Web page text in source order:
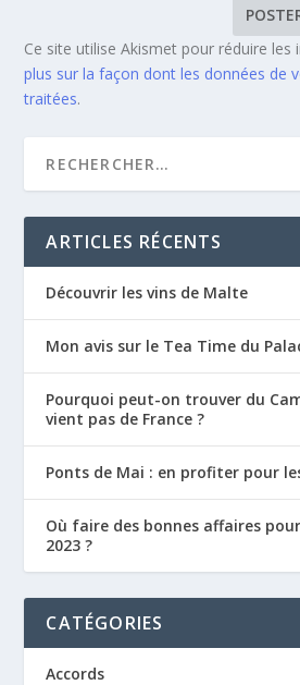
Ce site utilise Akismet pour réduire les
plus sur la façon dont les données de
traitées.
ARTICLES RÉCENTS
Découvrir les vins de Malte
Mon avis sur le Tea Time du
Pourquoi peut-on trouver du
vient pas de France ?
Ponts de Mai : en profiter pour
Où faire des bonnes affaires
2023 ?
CATÉGORIES
Accords